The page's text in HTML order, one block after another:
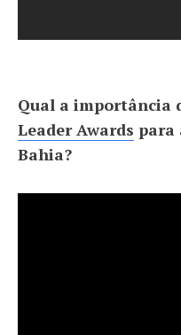
Qual a importância
Leader Awards para
Bahia?